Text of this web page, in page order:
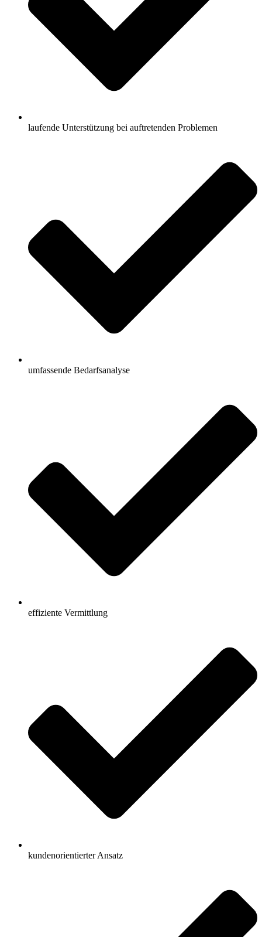
laufende Unterstützung bei auftretenden Problemen
umfassende Bedarfsanalyse
effiziente Vermittlung
kundenorientierter Ansatz